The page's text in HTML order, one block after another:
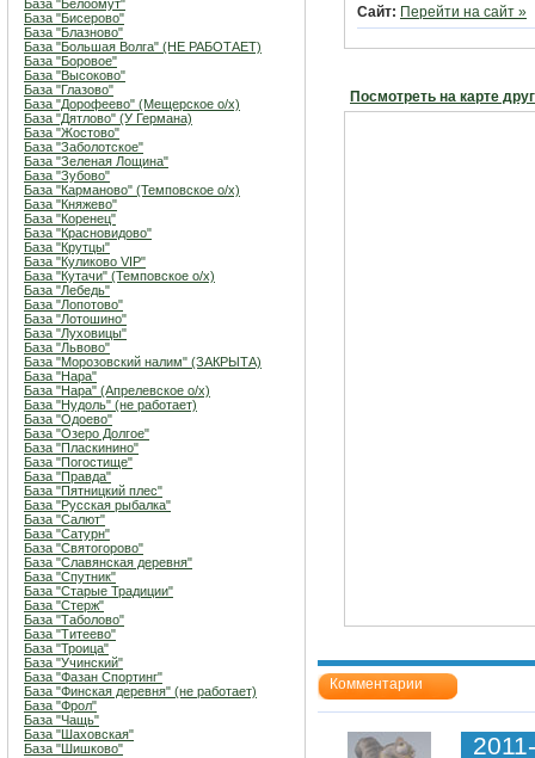
База "Белоомут"
База "Бисерово"
База "Блазново"
База "Большая Волга" (НЕ РАБОТАЕТ)
База "Боровое"
База "Высоково"
База "Глазово"
База "Дорофеево" (Мещерское о/х)
База "Дятлово" (У Германа)
База "Жостово"
База "Заболотское"
База "Зеленая Лощина"
База "Зубово"
База "Карманово" (Темповское о/х)
База "Княжево"
База "Коренец"
База "Красновидово"
База "Крутцы"
База "Куликово VIP"
База "Кутачи" (Темповское о/х)
База "Лебедь"
База "Лопотово"
База "Лотошино"
База "Луховицы"
База "Львово"
База "Морозовский налим" (ЗАКРЫТА)
База "Нара"
База "Нара" (Апрелевское о/х)
База "Нудоль" (не работает)
База "Одоево"
База "Озеро Долгое"
База "Пласкинино"
База "Погостище"
База "Правда"
База "Пятницкий плес"
База "Русская рыбалка"
База "Салют"
База "Сатурн"
База "Святогорово"
База "Славянская деревня"
База "Спутник"
База "Старые Традиции"
База "Стерж"
База "Таболово"
База "Титеево"
База "Троица"
База "Учинский"
База "Фазан Спортинг"
База "Финская деревня" (не работает)
База "Фрол"
База "Чащь"
База "Шаховская"
База "Шишково"
Сайт: Перейти на сайт »
Посмотреть на карте
Комментарии